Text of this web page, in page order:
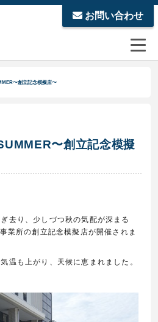
お問い合わせ
〜創立記念模擬店〜
〜創立記念模擬
去り、少しづつ秋の気配が深まる
業所の創立記念模擬店が開催されま
温も上がり、天候に恵まれました。